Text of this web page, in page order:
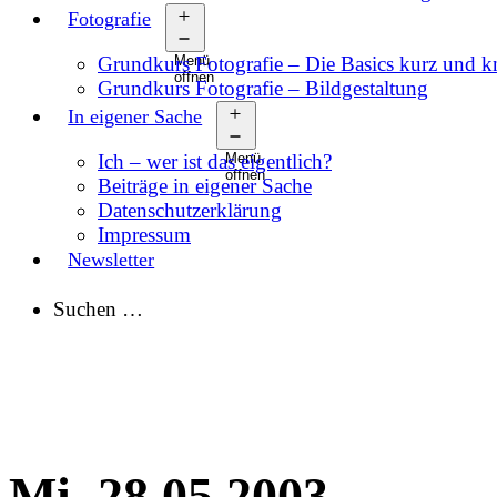
Fotografie
Menü
öffnen
Grundkurs Fotografie – Die Basics kurz und
Grundkurs Fotografie – Bildgestaltung
In eigener Sache
Menü
öffnen
Ich – wer ist das eigentlich?
Beiträge in eigener Sache
Datenschutzerklärung
Impressum
Newsletter
Suchen …